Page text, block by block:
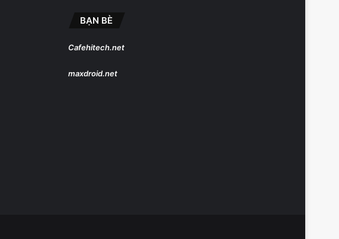
BẠN BÈ
Cafehitech.net
maxdroid.net